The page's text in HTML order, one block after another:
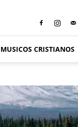
MUSICOS CRISTIANOS